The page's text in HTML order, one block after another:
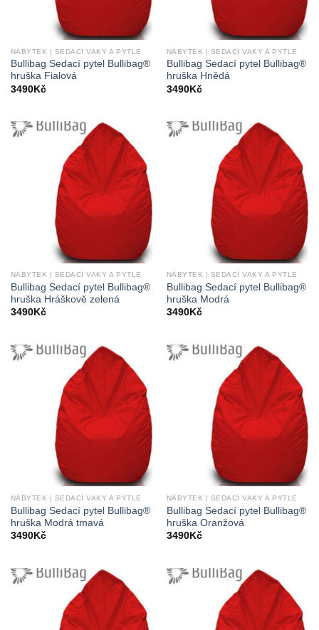
NÁBYTEK | SEDACÍ VAKY A PYTLE
Bullibag Sedací pytel Bullibag®
hruška Fialová
3490Kč
NÁBYTEK | SEDACÍ VAKY A PYTLE
Bullibag Sedací pytel Bullibag®
hruška Hnědá
3490Kč
NÁBYTEK | SEDACÍ VAKY A PYTLE
Bullibag Sedací pytel Bullibag®
hruška Hráškově zelená
3490Kč
NÁBYTEK | SEDACÍ VAKY A PYTLE
Bullibag Sedací pytel Bullibag®
hruška Modrá
3490Kč
NÁBYTEK | SEDACÍ VAKY A PYTLE
Bullibag Sedací pytel Bullibag®
hruška Modrá tmavá
3490Kč
NÁBYTEK | SEDACÍ VAKY A PYTLE
Bullibag Sedací pytel Bullibag®
hruška Oranžová
3490Kč